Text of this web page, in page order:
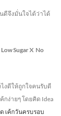
ดีจึงมั่นใจได้ว่าได้
SugarX No
งดีให้ถูกใจคนรับดี
กง่ายๆ โดยคิด Idea
เค้กวันครบรอบ